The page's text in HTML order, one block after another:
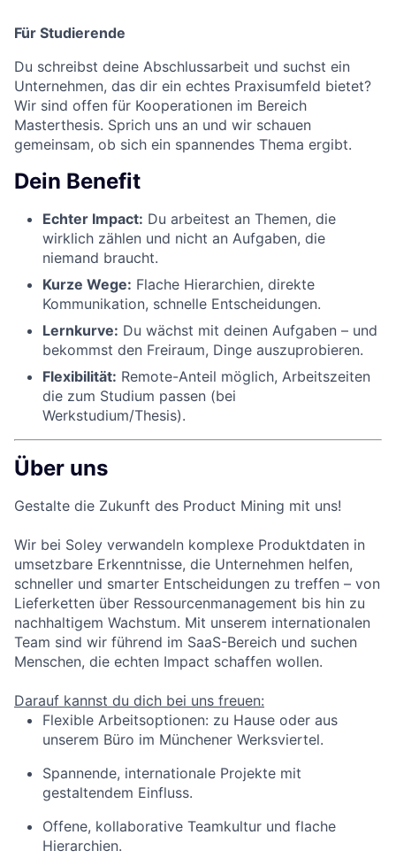
Für Studierende
Du schreibst deine Abschlussarbeit und suchst ein
Unternehmen, das dir ein echtes Praxisumfeld bietet?
Wir sind offen für Kooperationen im Bereich
Masterthesis. Sprich uns an und wir schauen
gemeinsam, ob sich ein spannendes Thema ergibt.
Dein Benefit
Echter Impact: Du arbeitest an Themen, die
wirklich zählen und nicht an Aufgaben, die
niemand braucht.
Kurze Wege: Flache Hierarchien, direkte
Kommunikation, schnelle Entscheidungen.
Lernkurve: Du wächst mit deinen Aufgaben – und
bekommst den Freiraum, Dinge auszuprobieren.
Flexibilität: Remote-Anteil möglich, Arbeitszeiten
die zum Studium passen (bei
Werkstudium/Thesis).
Über uns
Gestalte die Zukunft des Product Mining mit uns!
Wir bei Soley verwandeln komplexe Produktdaten in
umsetzbare Erkenntnisse, die Unternehmen helfen,
schneller und smarter Entscheidungen zu treffen – von
Lieferketten über Ressourcenmanagement bis hin zu
nachhaltigem Wachstum. Mit unserem internationalen
Team sind wir führend im SaaS-Bereich und suchen
Menschen, die echten Impact schaffen wollen.
Darauf kannst du dich bei uns freuen:
Flexible Arbeitsoptionen: zu Hause oder aus
unserem Büro im Münchener Werksviertel.
Spannende, internationale Projekte mit
gestaltendem Einfluss.
Offene, kollaborative Teamkultur und flache
Hierarchien.